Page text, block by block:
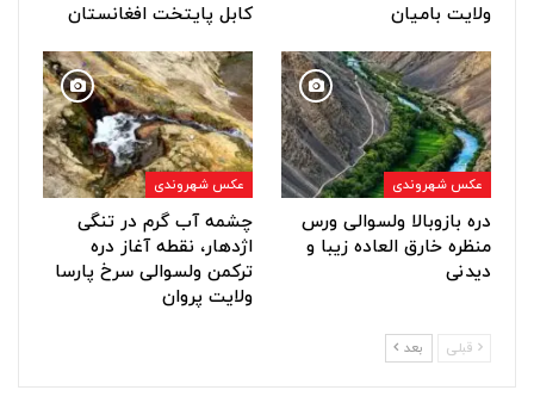
ولایت بامیان کابل پایتخت افغانستان
عکس شهروندی
دره بازوبالا ولسوالی ورس
منظره خارق العاده زیبا و
دیدنی
عکس شهروندی
چشمه آب گرم در تنگی
اژدهار، نقطه آغاز دره
ترکمن ولسوالی سرخ پارسا
ولایت پروان
قبلی بعد